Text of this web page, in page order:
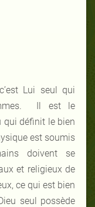
Lui seul qui
Il est le
qui définit le bien
est soumis
doivent se
et religieux de
ce qui est bien
seul possède